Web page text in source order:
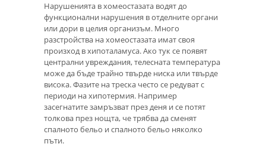
Нарушенията в хомеостазата водят до
функционални нарушения в отделните органи
или дори в целия организъм. Много
разстройства на хомеостазата имат своя
произход в хипоталамуса. Ако тук се появят
централни увреждания, телесната температура
може да бъде трайно твърде ниска или твърде
висока. Фазите на треска често се редуват с
периоди на хипотермия. Например
засегнатите замръзват през деня и се потят
толкова през нощта, че трябва да сменят
спалното бельо и спалното бельо няколко
пъти.